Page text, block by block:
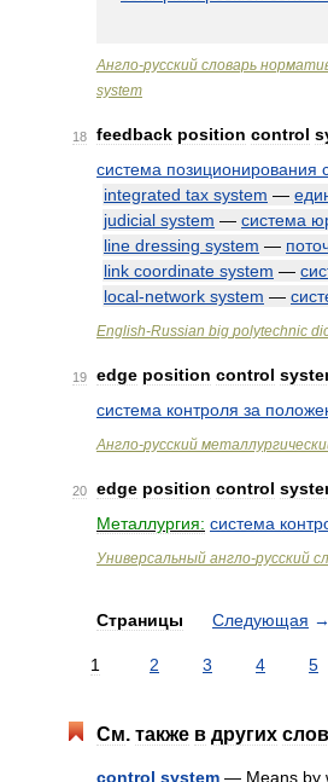
Англо-русский словарь
system
18 feedback position control
система позиционирования
integrated tax system —
judicial system — система
line dressing system —
link coordinate system —
local-network system —
English-Russian big polytechnic
19 edge position control
система контроля за
Англо-русский
20 edge position control
Металлургия: система
Универсальный англо-русский
Страницы Следующая →
1 2 3 4 5
См. также в других
control system — Means by